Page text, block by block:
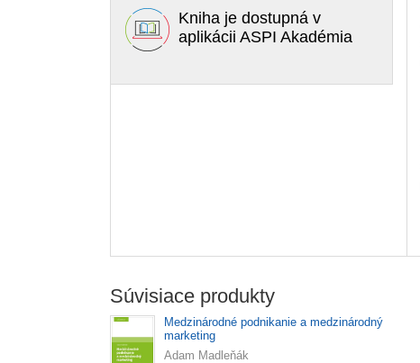
Kniha je dostupná v
aplikácii ASPI Akadémia
Súvisiace produkty
Medzinárodné podnikanie a medzinárodný
marketing
Adam Madleňák